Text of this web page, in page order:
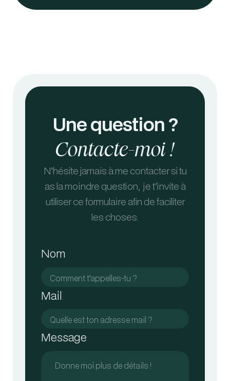
Une question ?
Contacte-moi !
N’hésite jamais à me contacter si tu
as la moindre question, je t’invite à
utiliser ce formulaire afin de faciliter
les choses.
Nom
Mail
Message